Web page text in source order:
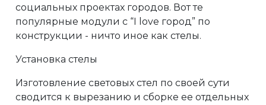
социальных проектах городов. Вот те
популярные модули с “I love город” по
конструкции - ничто иное как стелы.
Установка стелы
Изготовление световых стел по своей сути
сводится к вырезанию и сборке ее отдельных